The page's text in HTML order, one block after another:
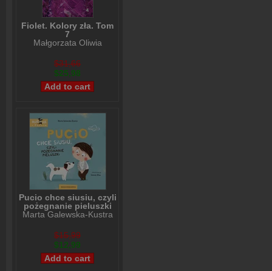
Fiolet. Kolory zła. Tom
7
Małgorzata Oliwia
$31,66
$25,98
Pucio chce siusiu, czyli
pożegnanie pieluszki
Marta Galewska-Kustra
$15,99
$12,99